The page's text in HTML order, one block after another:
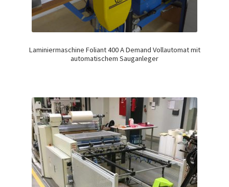
Laminiermaschine Foliant 400 A Demand Vollautomat mit
automatischem Sauganleger